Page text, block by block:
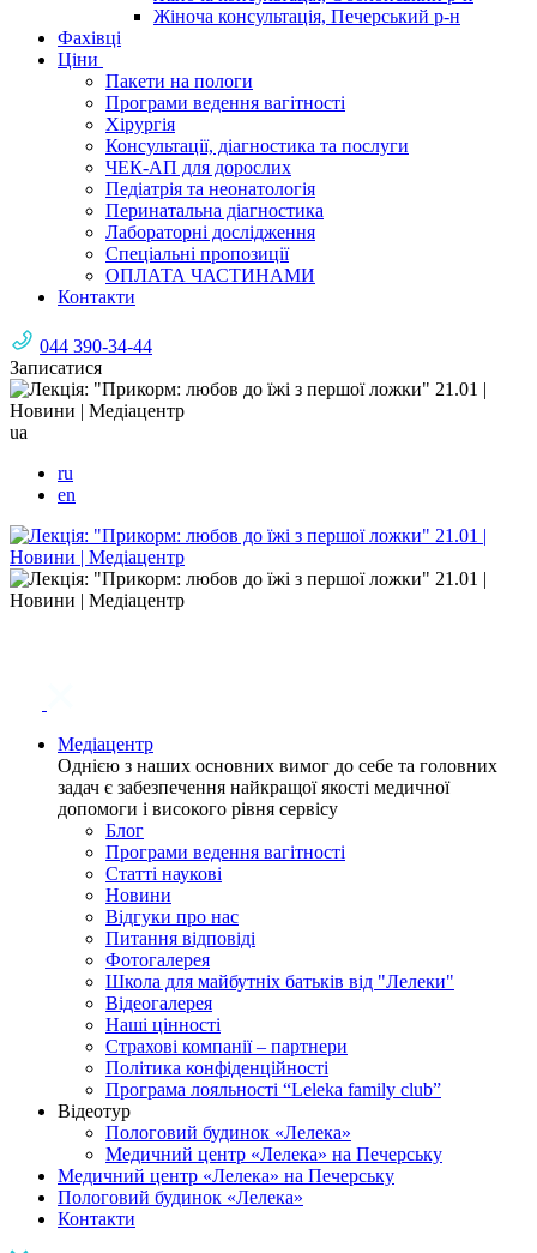
Жіноча консультація, Печерський р-н
Фахівці
Ціни
Пакети на пологи
Програми ведення вагітності
Хірургія
Консультації, діагностика та послуги
ЧЕК-АП для дорослих
Педіатрія та неонатологія
Перинатальна діагностика
Лабораторні дослідження
Спеціальні пропозиції
ОПЛАТА ЧАСТИНАМИ
Контакти
044 390-34-44
Записатися
ua
ru
en
Медіацентр
Однією з наших основних вимог до себе та головних
задач є забезпечення найкращої якості медичної
допомоги і високого рівня сервісу
Блог
Програми ведення вагітності
Статті наукові
Новини
Відгуки про нас
Питання відповіді
Фотогалерея
Школа для майбутніх батьків від "Лелеки"
Відеогалерея
Наші цінності
Страхові компанії – партнери
Політика конфіденційності
Програма лояльності “Leleka family club”
Відеотур
Пологовий будинок «Лелека»
Медичний центр «Лелека» на Печерську
Медичний центр «Лелека» на Печерську
Пологовий будинок «Лелека»
Контакти